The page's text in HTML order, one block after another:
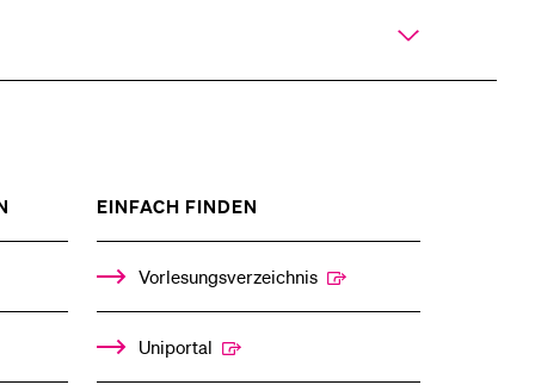
%1$S
UNTERMENÜ
EINFACH FINDEN
%1$S
UNTERMENÜ
Vorlesungsverzeichnis
Uniportal